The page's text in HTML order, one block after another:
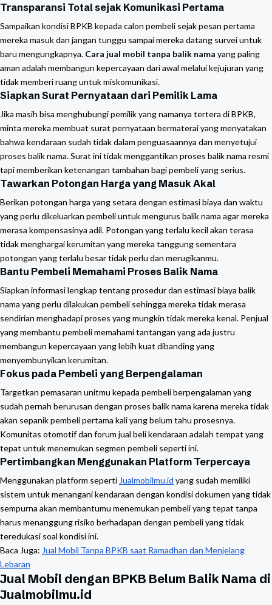
Transparansi Total sejak Komunikasi Pertama
Sampaikan kondisi BPKB kepada calon pembeli sejak pesan pertama
mereka masuk dan jangan tunggu sampai mereka datang survei untuk
baru mengungkapnya. Cara jual mobil tanpa balik nama yang paling
aman adalah membangun kepercayaan dari awal melalui kejujuran yang
tidak memberi ruang untuk miskomunikasi.
Siapkan Surat Pernyataan dari Pemilik Lama
Jika masih bisa menghubungi pemilik yang namanya tertera di BPKB,
minta mereka membuat surat pernyataan bermaterai yang menyatakan
bahwa kendaraan sudah tidak dalam penguasaannya dan menyetujui
proses balik nama. Surat ini tidak menggantikan proses balik nama resmi
tapi memberikan ketenangan tambahan bagi pembeli yang serius.
Tawarkan Potongan Harga yang Masuk Akal
Berikan potongan harga yang setara dengan estimasi biaya dan waktu
yang perlu dikeluarkan pembeli untuk mengurus balik nama agar mereka
merasa kompensasinya adil. Potongan yang terlalu kecil akan terasa
tidak menghargai kerumitan yang mereka tanggung sementara
potongan yang terlalu besar tidak perlu dan merugikanmu.
Bantu Pembeli Memahami Proses Balik Nama
Siapkan informasi lengkap tentang prosedur dan estimasi biaya balik
nama yang perlu dilakukan pembeli sehingga mereka tidak merasa
sendirian menghadapi proses yang mungkin tidak mereka kenal. Penjual
yang membantu pembeli memahami tantangan yang ada justru
membangun kepercayaan yang lebih kuat dibanding yang
menyembunyikan kerumitan.
Fokus pada Pembeli yang Berpengalaman
Targetkan pemasaran unitmu kepada pembeli berpengalaman yang
sudah pernah berurusan dengan proses balik nama karena mereka tidak
akan sepanik pembeli pertama kali yang belum tahu prosesnya.
Komunitas otomotif dan forum jual beli kendaraan adalah tempat yang
tepat untuk menemukan segmen pembeli seperti ini.
Pertimbangkan Menggunakan Platform Terpercaya
Menggunakan platform seperti Jualmobilmu.id yang sudah memiliki
sistem untuk menangani kendaraan dengan kondisi dokumen yang tidak
sempurna akan membantumu menemukan pembeli yang tepat tanpa
harus menanggung risiko berhadapan dengan pembeli yang tidak
teredukasi soal kondisi ini.
Baca Juga: Jual Mobil Tanpa BPKB saat Ramadhan dan Menjelang
Lebaran
Jual Mobil dengan BPKB Belum Balik Nama di
Jualmobilmu.id